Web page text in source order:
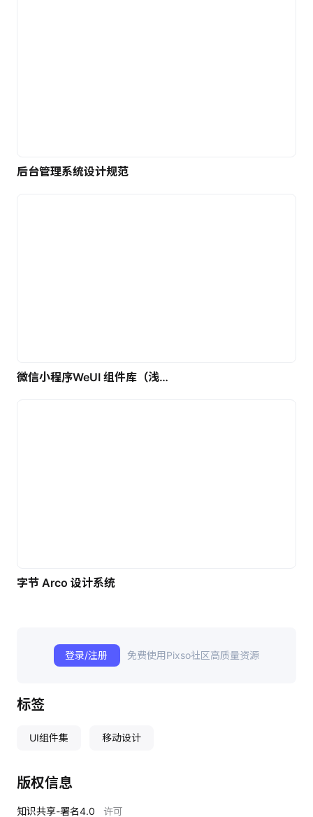
后台管理系统设计规范
微信小程序WeUI 组件库（浅色）| 免费UI设计素材
字节 Arco 设计系统
登录/注册 免费使用Pixso社区高质量资源
标签
UI组件集 移动设计
版权信息
知识共享-署名4.0 许可